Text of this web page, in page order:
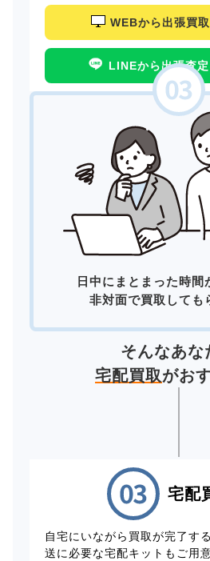
WEBから出張買
LINEから出張査
日中にまとまった時間
非対面で買取しても
そんなあな
宅配買取がお
宅配
自宅にいながら買取が完了す
送に必要な宅配キットもご用